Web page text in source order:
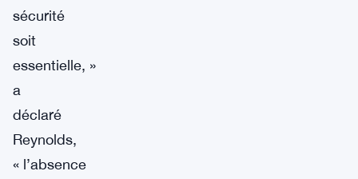
sécurité
soit
essentielle, »
a
déclaré
Reynolds,
« l’absence